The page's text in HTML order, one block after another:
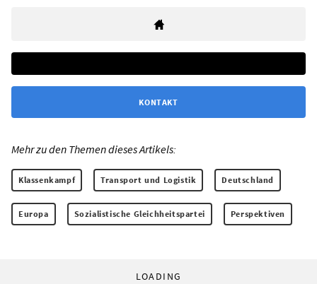
KONTAKT
Mehr zu den Themen dieses Artikels:
Klassenkampf Transport und Logistik Deutschland
Europa Sozialistische Gleichheitspartei Perspektiven
LOADING